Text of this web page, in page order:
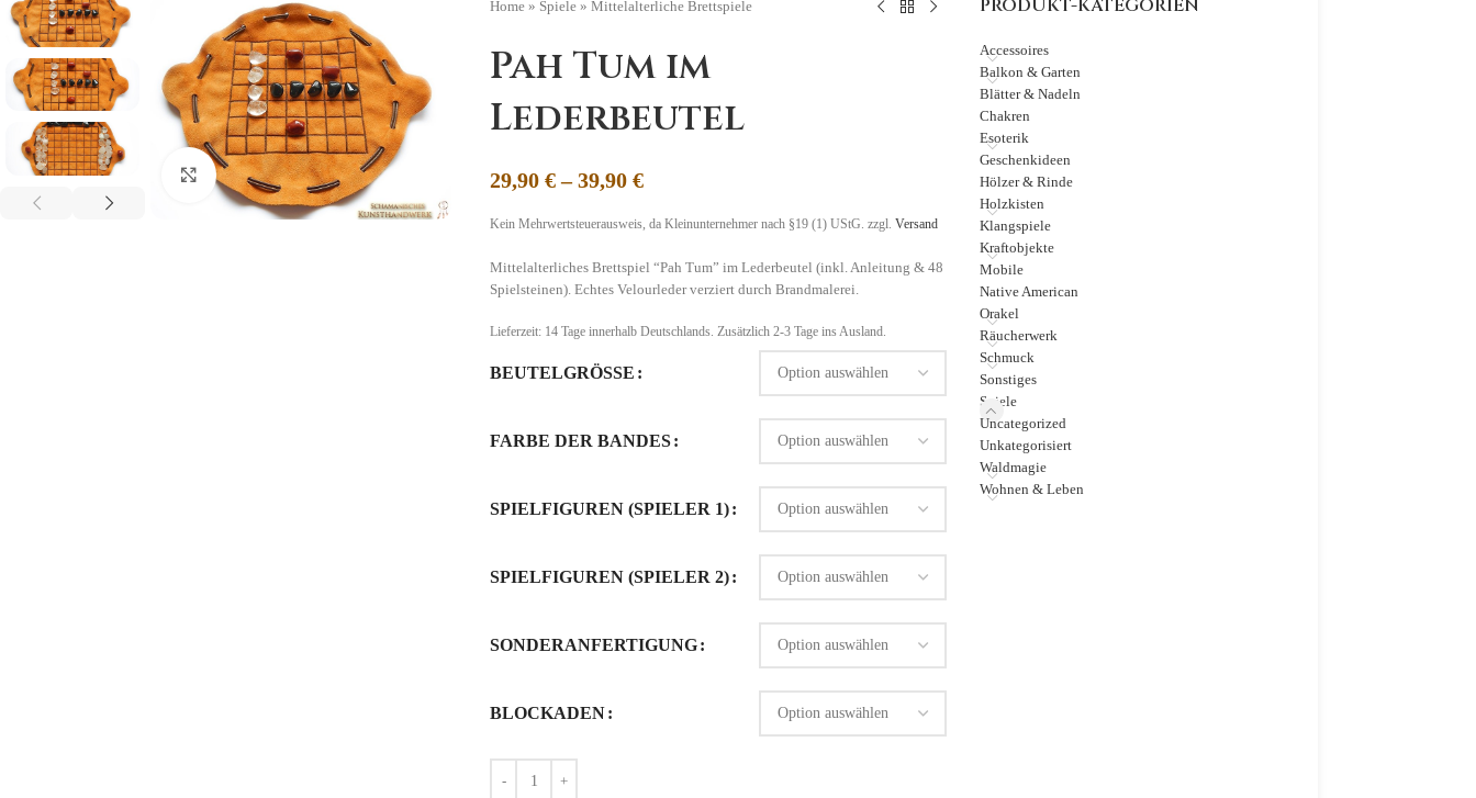
Click to enlarge
Home » Spiele »Mittelalterliche Brettspiele
Pah Tum im
Lederbeutel
29,90€–39,90€
Kein Mehrwertsteuerausweis, da Kleinunternehmer nach §19 (1) UStG. zzgl.Versand
Mittelalterliches Brettspiel “Pah Tum” im Lederbeutel (inkl. Anleitung & 48
Spielsteinen). Echtes Velourleder verziert durch Brandmalerei.
Lieferzeit: 14 Tage innerhalb Deutschlands. Zusätzlich 2-3 Tage ins Ausland.
BEUTELGRÖSSE
FARBE DER BANDES
SPIELFIGUREN (SPIELER 1)
SPIELFIGUREN (SPIELER 2)
SONDERANFERTIGUNG
BLOCKADEN
PRODUKT-KATEGORIEN
Accessoires
Balkon & Garten
Blätter & Nadeln
Chakren
Esoterik
Geschenkideen
Hölzer & Rinde
Holzkisten
Klangspiele
Kraftobjekte
Mobile
Native American
Orakel
Räucherwerk
Schmuck
Sonstiges
Spiele
Uncategorized
Unkategorisiert
Waldmagie
Wohnen & Leben